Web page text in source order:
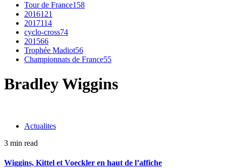
Tour de France158
2016121
2017114
cyclo-cross74
201566
Trophée Madiot56
Championnats de France55
Bradley Wiggins
Actualites
3 min read
Wiggins, Kittel et Voeckler en haut de l’affiche